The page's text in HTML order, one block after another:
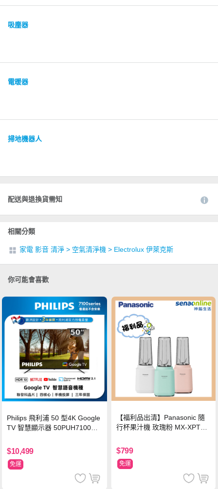
吸塵器
電暖器
掃地機器人
配送與退換貨需知
相關分類
家電 影音 清淨 > 空氣清淨機 > Electrolux 伊萊克斯
你可能會喜歡
Philips 飛利浦 50 型4K Google
TV 智慧顯示器 50PUH7100
$10,499
免運
【福利品出清】Panasonic 隨
行杯果汁機 玫瑰粉 MX-XPT10
$799
免運